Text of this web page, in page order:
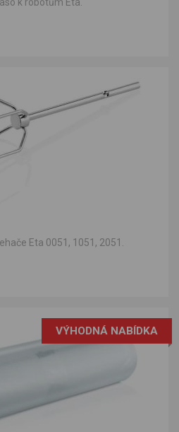
k robotům Eta.
Eta 0051, 1051, 2051.
VÝHODNÁ NABÍDKA